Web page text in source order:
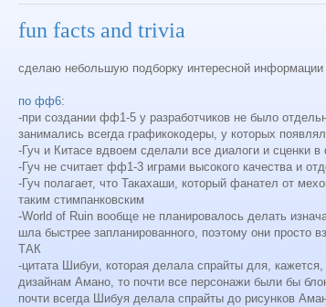
fun facts and trivia
сделаю небольшую подборку интересной информации
по фф6:
-при создании фф1-5 у разработчиков не было
занимались всегда графикокодеры, у которых
-Гуч и Китасе вдвоем сделали все диалоги и
-Гуч не считает фф1-3 играми высокого качества и
-Гуч полагает, что Такахаши, который фанател от
таким стимпанковским
-World of Ruin вообще не планировалось делать
шла быстрее запланированного, поэтому они
ТАК
-цитата Шибуи, которая делала спрайты для,
дизайнам Амано, то почти все персонажи были бы
почти всегда Шибуя делала спрайты до рисунков